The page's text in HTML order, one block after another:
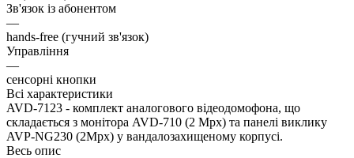
Зв'язок із абонентом
—
hands-free (гучний зв'язок)
Управління
—
сенсорні кнопки
Всі характеристики
AVD-7123 - комплект аналогового відеодомофона, що
складається з монітора AVD-710 (2 Мрх) та панелі виклику
AVP-NG230 (2Mpx) у вандалозахищеному корпусі.
Весь опис